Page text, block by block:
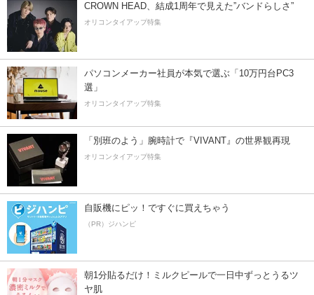
CROWN HEAD、結成1周年で見えた”バンドらしさ”
オリコンタイアップ特集
パソコンメーカー社員が本気で選ぶ「10万円台PC3
選」
オリコンタイアップ特集
「別班のよう」腕時計で『VIVANT』の世界観再現
オリコンタイアップ特集
自販機にピッ！ですぐに買えちゃう
（PR）ジハンピ
朝1分貼るだけ！ミルクピールで一日中ずっとうるツ
ヤ肌